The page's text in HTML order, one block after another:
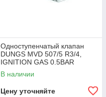
Одноступенчатый клапан
DUNGS MVD 507/5 R3/4,
IGNITION GAS 0.5BAR
В наличии
Цену уточняйте